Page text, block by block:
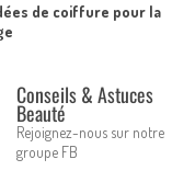
de coiffure pour la
Conseils & Astuces
Beauté
Rejoignez-nous sur notre
groupe FB